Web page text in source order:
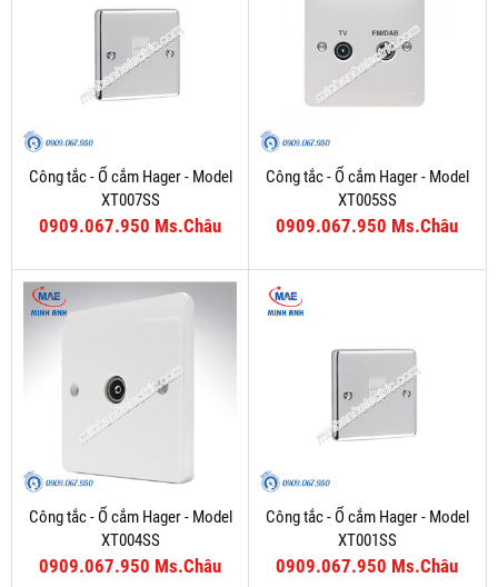
Công tắc - Ổ cắm Hager - Model
XT007SS
0909.067.950 Ms.Châu
Công tắc - Ổ cắm Hager - Model
XT005SS
0909.067.950 Ms.Châu
Công tắc - Ổ cắm Hager - Model
XT004SS
0909.067.950 Ms.Châu
Công tắc - Ổ cắm Hager - Model
XT001SS
0909.067.950 Ms.Châu